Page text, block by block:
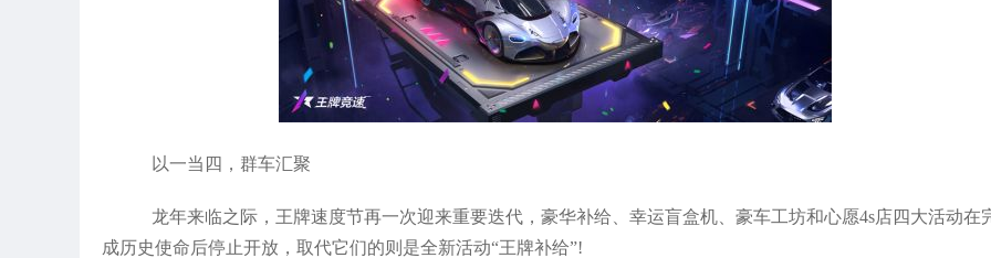
以一当四，群车汇聚
龙年来临之际，王牌速度节再一次迎来重要迭代，豪华补给、幸运盲盒机、豪车工坊和心愿4s店四大活动在
成历史使命后停止开放，取代它们的则是全新活动“王牌补给”!